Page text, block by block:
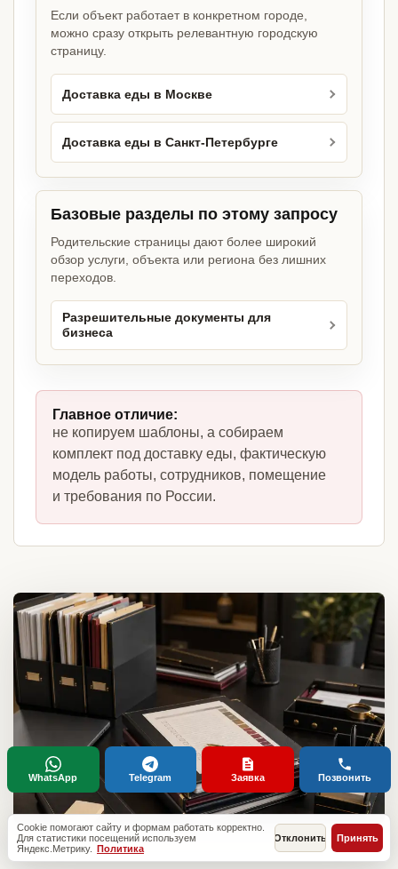
Если объект работает в конкретном городе,
можно сразу открыть релевантную городскую
страницу.
Доставка еды в Москве
Доставка еды в Санкт-Петербурге
Базовые разделы по этому запросу
Родительские страницы дают более широкий
обзор услуги, объекта или региона без лишних
переходов.
Разрешительные документы для
бизнеса
Главное отличие:
не копируем шаблоны, а собираем
комплект под доставку еды, фактическую
модель работы, сотрудников, помещение
и требования по России.
Cookie помогают сайту и формам работать корректно.
Для статистики посещений используем
Яндекс.Метрику. Политика
Отклонить Принять
WhatsApp Telegram Заявка Позвонить